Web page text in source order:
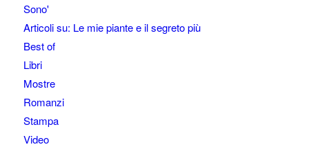
Sono'
Articoli su: Le mie piante e il segreto più
Best of
Libri
Mostre
Romanzi
Stampa
Video